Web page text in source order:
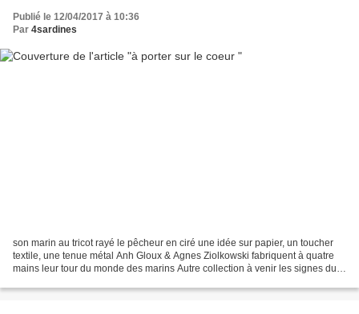
Publié le 12/04/2017 à 10:36
Par 4sardines
son marin au tricot rayé le pêcheur en ciré une idée sur papier, un toucher
textile, une tenue métal Anh Gloux & Agnes Ziolkowski fabriquent à quatre
mains leur tour du monde des marins Autre collection à venir les signes du